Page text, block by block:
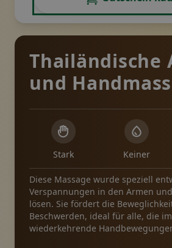
Thailändische
und
Stark Keiner
Diese Massage wurde speziell
Verspannungen in den Armen
lösen. Sie fördert die
Beschwerden, ideal für alle, die
wiederkehrende